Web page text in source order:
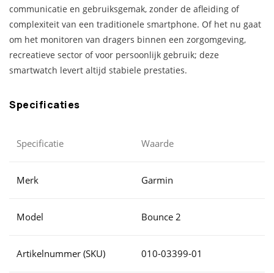
communicatie en gebruiksgemak, zonder de afleiding of
complexiteit van een traditionele smartphone. Of het nu gaat
om het monitoren van dragers binnen een zorgomgeving,
recreatieve sector of voor persoonlijk gebruik; deze
smartwatch levert altijd stabiele prestaties.
Specificaties
Specificatie Waarde
Merk Garmin
Model Bounce 2
Artikelnummer (SKU) 010-03399-01